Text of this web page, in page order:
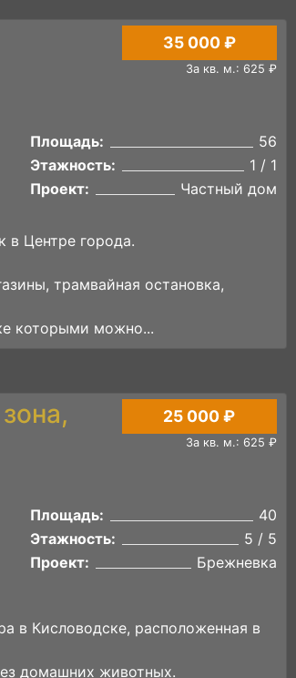
35 000 ₽
За кв. м.: 625 ₽
Площадь:
56
Этажность:
1 / 1
Проект:
Частный дом
в Центре города.
трамвайная остановка,
которыми можно...
25 000 ₽
За кв. м.: 625 ₽
Площадь:
40
Этажность:
5 / 5
Проект:
Брежневка
в Кисловодске, расположенная в
домашних животных.